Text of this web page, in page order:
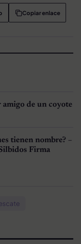
Copiar enlace
amigo de un coyote
tienen nombre? –
Firma